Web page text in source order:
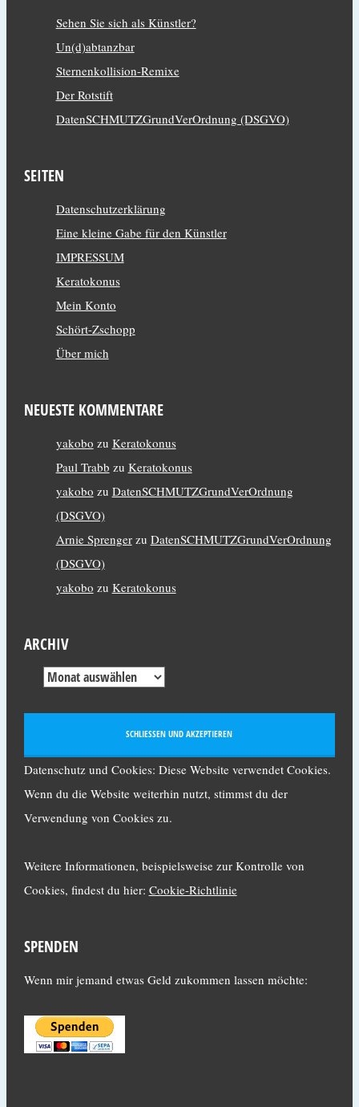
Sehen Sie sich als Künstler?
Un(d)abtanzbar
Sternenkollision-Remixe
Der Rotstift
DatenSCHMUTZGrundVerOrdnung (DSGVO)
SEITEN
Datenschutzerklärung
Eine kleine Gabe für den Künstler
IMPRESSUM
Keratokonus
Mein Konto
Schört-Zschopp
Über mich
NEUESTE KOMMENTARE
yakobo zu Keratokonus
Paul Trabb zu Keratokonus
yakobo zu DatenSCHMUTZGrundVerOrdnung
(DSGVO)
Arnie Sprengerzu DatenSCHMUTZGrundVerOrdnung
(DSGVO)
yakobo zu Keratokonus
ARCHIV
Datenschutz und Cookies: Diese Website verwendet Cookies.
Wenn du die Website weiterhin nutzt, stimmst du der
Verwendung von Cookies zu.
Weitere Informationen, beispielsweise zur Kontrolle von
Cookies, findest du hier: Cookie-Richtlinie
SPENDEN
Wenn mir jemand etwas Geld zukommen lassen möchte: